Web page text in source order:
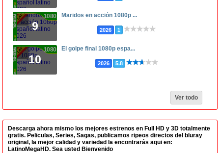
9
1080p Maridos en acción 1080p ...
2026 1
10
1080p El golpe final 1080p espa...
2026 5.8
Ver todo
Descarga ahora mismo los mejores estrenos en Full HD y 3D totalmente
gratis. Peliculas, Series, Sagas, publicamos ripeos directos del bluray
original, la mejor calidad y variedad la encontrarás aqui en:
LatinoMegaHD. Sea usted Bienvenido